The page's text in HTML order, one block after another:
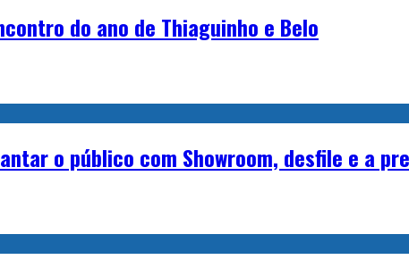
do ano de Thiaguinho e Belo
o público com Showroom, desfile e a